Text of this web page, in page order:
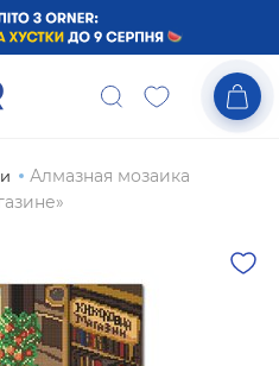
Алмазная мозаика